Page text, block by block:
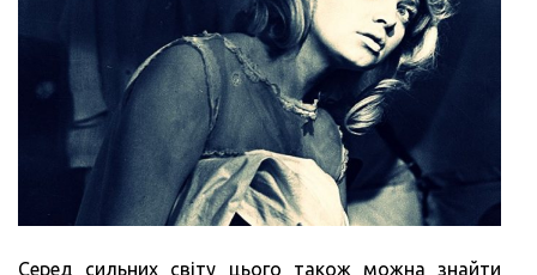
Серед сильних світу цього також можна знайти